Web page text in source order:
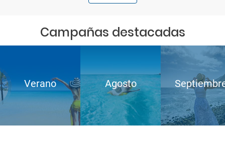
Campañas destacadas
Verano Agosto